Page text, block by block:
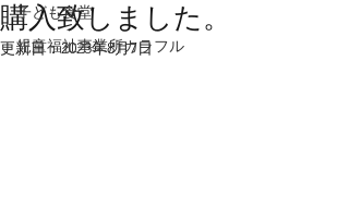
子ども食堂
児童福祉事業所カラフル
購入致しました。
更新日：2023年8月7日